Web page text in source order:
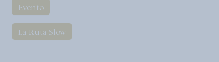
Evento
La Ruta Slow